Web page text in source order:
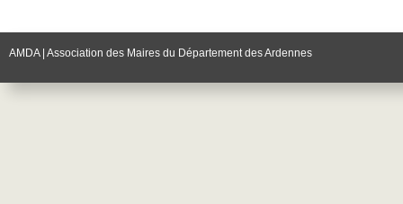
AMDA | Association des Maires du Département des Ardennes